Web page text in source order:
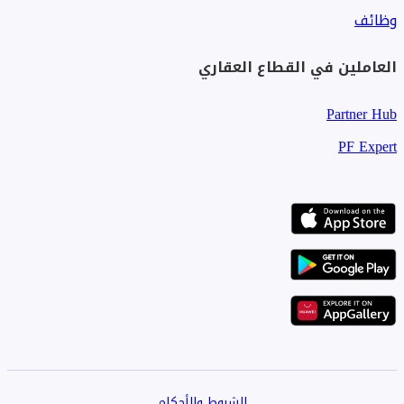
وظائف
العاملين في القطاع العقاري
Partner Hub
PF Expert